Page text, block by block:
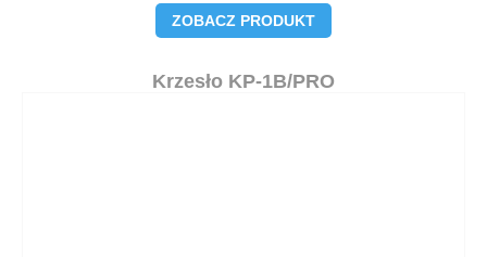
ZOBACZ PRODUKT
Krzesło KP-1B/PRO